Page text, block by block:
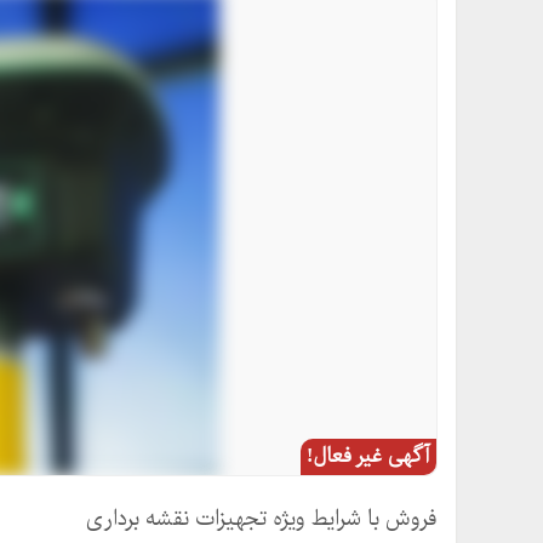
آگهی غیر فعال!
فروش با شرایط ویژه تجهیزات نقشه برداری